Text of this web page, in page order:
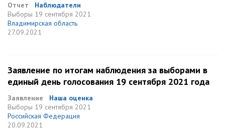
Отчет
Наблюдатели
Выборы 19 сентября 2021
Владимирская область
27.09.2021
Заявление по итогам наблюдения за выборами в
единый день голосования 19 сентября 2021 года
Заявление
Наша оценка
Выборы 19 сентября 2021
Российская Федерация
20.09.2021